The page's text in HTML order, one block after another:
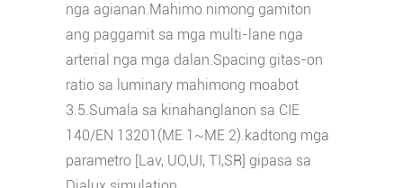
nga agianan.Mahimo nimong gamiton
ang paggamit sa mga multi-lane nga
arterial nga mga dalan.Spacing gitas-on
ratio sa luminary mahimong moabot
3.5.Sumala sa kinahanglanon sa CIE
140/EN 13201(ME 1~ME 2).kadtong mga
parametro [Lav, UO,UI, TI,SR] gipasa sa